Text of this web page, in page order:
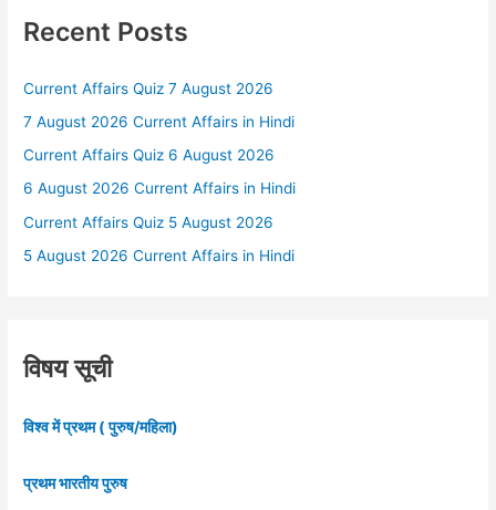
Recent Posts
Current Affairs Quiz 7 August 2026
7 August 2026 Current Affairs in Hindi
Current Affairs Quiz 6 August 2026
6 August 2026 Current Affairs in Hindi
Current Affairs Quiz 5 August 2026
5 August 2026 Current Affairs in Hindi
विषय सूची
विश्व में प्रथम ( पुरुष/महिला)
प्रथम भारतीय पुरुष